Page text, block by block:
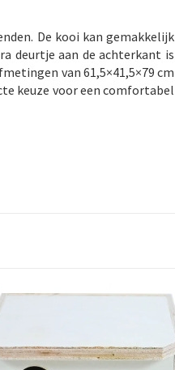
De kooi kan gemakkelijk
deurtje aan de achterkant is
van 61,5×41,5×79 cm
keuze voor een comfortabel